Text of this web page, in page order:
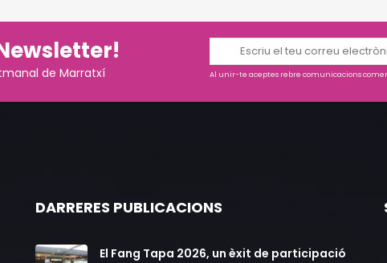
de Marratxí Al unir-te aceptes rebre comunicacions
DARRERES PUBLICACIONS
El Fang Tapa 2026, un èxit de participació